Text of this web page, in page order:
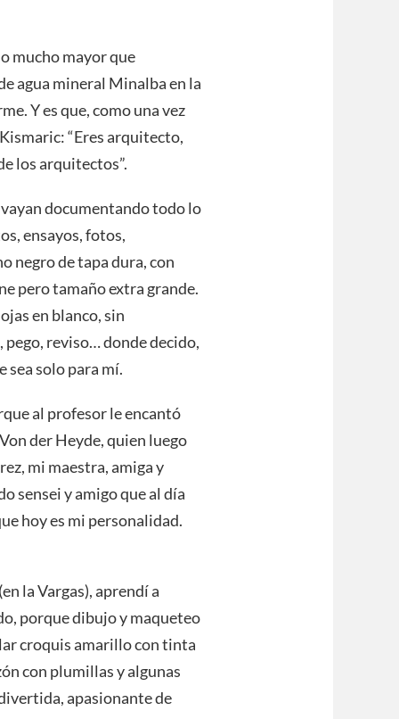
mucho mayor que
agua mineral Minalba en la
Y es que, como una vez
“Eres arquitecto,
los arquitectos”.
documentando todo lo
ensayos, fotos,
negro de tapa dura, con
pero tamaño extra grande.
en blanco, sin
reviso… donde decido,
sea solo para mí.
al profesor le encantó
der Heyde, quien luego
mi maestra, amiga y
sensei y amigo que al día
hoy es mi personalidad.
la Vargas), aprendí a
porque dibujo y maqueteo
croquis amarillo con tinta
con plumillas y algunas
apasionante de